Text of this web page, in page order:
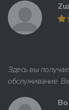
Здесь вы
обслуживание.